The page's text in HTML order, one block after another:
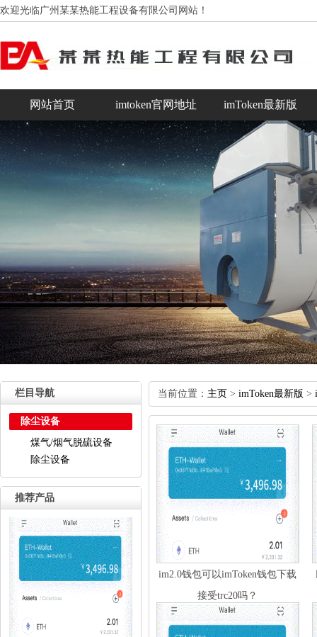
欢迎光临广州某某热能工程设备有限公司网站！
网站首页 imtoken官网地址 imToken最新版
im钱包下载 最新imToken
栏目导航
除尘设备
煤气/烟气脱硫设备
除尘设备
推荐产品
当前位置： 主页 > imToken最新版 >
im2.0钱包可以imToken钱包下载
接受trc20吗？